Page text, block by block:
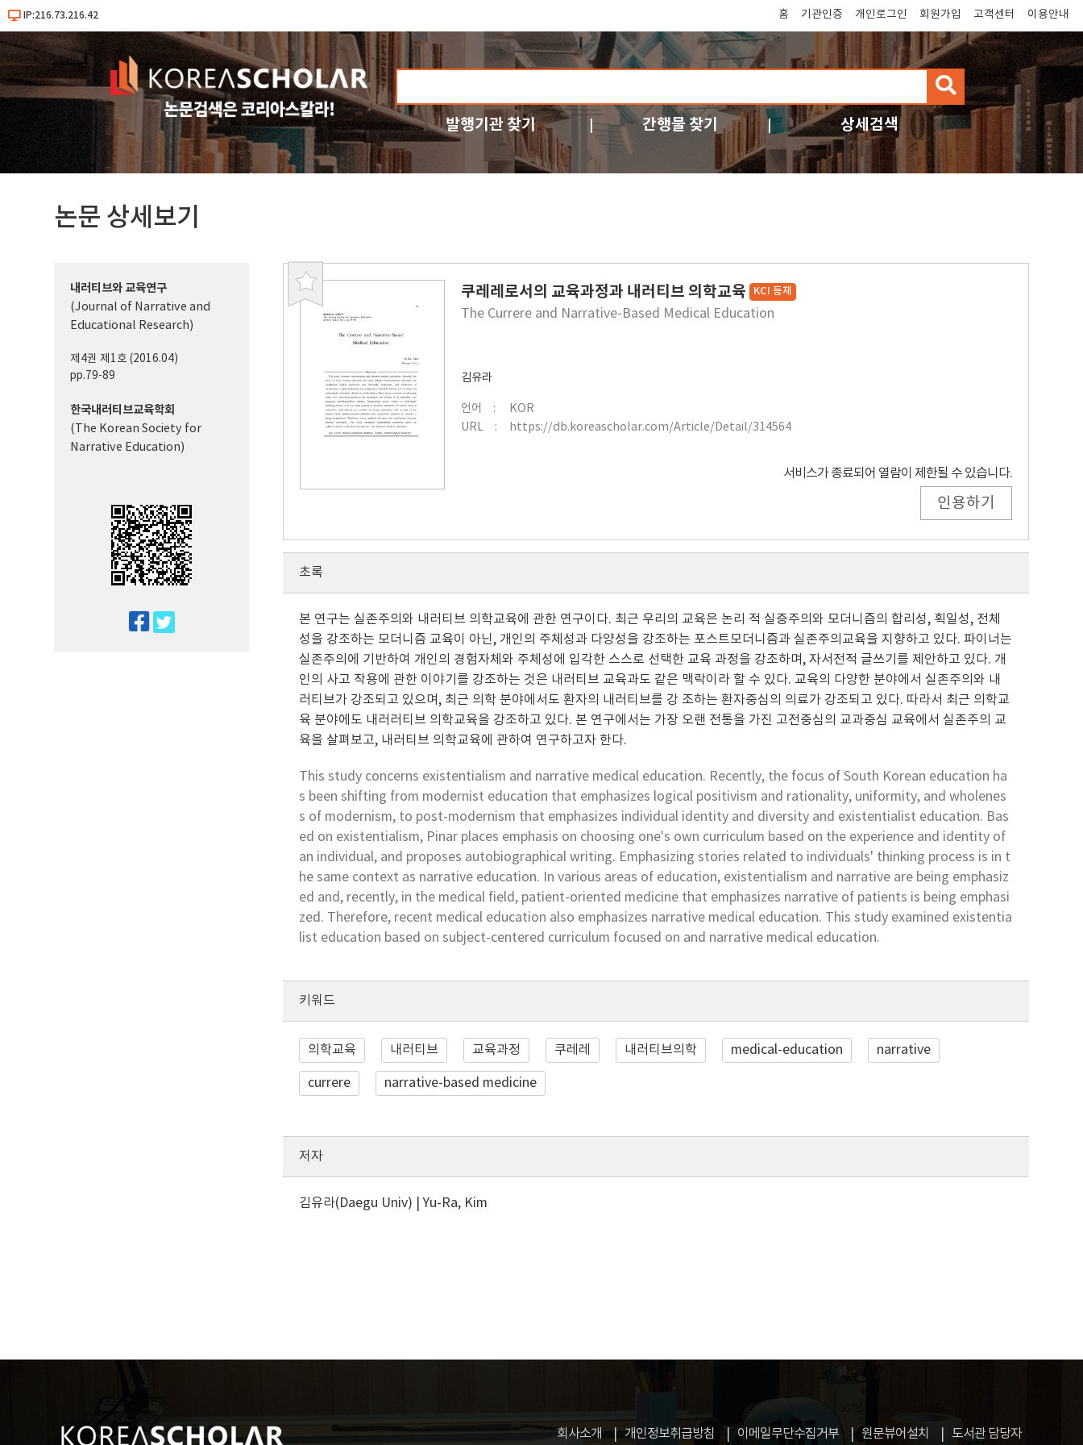
IP:216.73.216.42 홈 기관인증 개인로그인 회원가입 고객센터 이용안내
검
색
발행기관 찾기 간행물 찾기 상세검색
논문 상세보기
북
쿠레레로서의 교육과정과 내러티브 의학교육 KCI 등재
The Currere and Narrative-Based Medical Education
김유라
언어
KOR
URL
https://db.koreascholar.com/Article/Detail/314564
서비스가 종료되어 열람이 제한될 수 있습니다.
인용하기
내러티브와 교육연구
(Journal of Narrative and
Educational Research)
제4권 제1호 (2016.04)
pp.79-89
한국내러티브교육학회
(The Korean Society for
Narrative Education)
초록
본 연구는 실존주의와 내러티브 의학교육에 관한 연구이다. 최근 우리의 교육은 논리 적 실증주의와 모더니즘의 합리성, 획일성, 전체
성을 강조하는 모더니즘 교육이 아닌, 개인의 주체성과 다양성을 강조하는 포스트모더니즘과 실존주의교육을 지향하고 있다. 파이너는
실존주의에 기반하여 개인의 경험자체와 주체성에 입각한 스스로 선택한 교육 과정을 강조하며, 자서전적 글쓰기를 제안하고 있다. 개
인의 사고 작용에 관한 이야기를 강조하는 것은 내러티브 교육과도 같은 맥락이라 할 수 있다. 교육의 다양한 분야에서 실존주의와 내
러티브가 강조되고 있으며, 최근 의학 분야에서도 환자의 내러티브를 강 조하는 환자중심의 의료가 강조되고 있다. 따라서 최근 의학교
육 분야에도 내러러티브 의학교육을 강조하고 있다. 본 연구에서는 가장 오랜 전통을 가진 고전중심의 교과중심 교육에서 실존주의 교
육을 살펴보고, 내러티브 의학교육에 관하여 연구하고자 한다.
This study concerns existentialism and narrative medical education. Recently, the focus of South Korean education ha
s been shifting from modernist education that emphasizes logical positivism and rationality, uniformity, and wholenes
s of modernism, to post-modernism that emphasizes individual identity and diversity and existentialist education. Bas
ed on existentialism, Pinar places emphasis on choosing one's own curriculum based on the experience and identity of
an individual, and proposes autobiographical writing. Emphasizing stories related to individuals' thinking process is in t
he same context as narrative education. In various areas of education, existentialism and narrative are being emphasiz
ed and, recently, in the medical field, patient-oriented medicine that emphasizes narrative of patients is being emphasi
zed. Therefore, recent medical education also emphasizes narrative medical education. This study examined existentia
list education based on subject-centered curriculum focused on and narrative medical education.
키워드
의학교육 내러티브 교육과정 쿠레레 내러티브의학 medical-education narrative
currere narrative-based medicine
저자
김유라(Daegu Univ) | Yu-Ra, Kim
회사소개 개인정보취급방침 이메일무단수집거부 원문뷰어설치 도서관 담당자